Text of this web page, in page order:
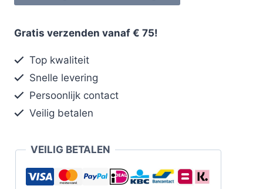
Gratis verzenden vanaf € 75!
Top kwaliteit
Snelle levering
Persoonlijk contact
Veilig betalen
VEILIG BETALEN